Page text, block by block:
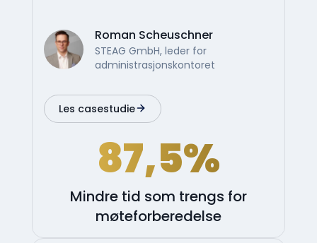
Roman Scheuschner
STEAG GmbH, leder for
administrasjonskontoret
Les casestudie
87,5%
Mindre tid som trengs for
møteforberedelse